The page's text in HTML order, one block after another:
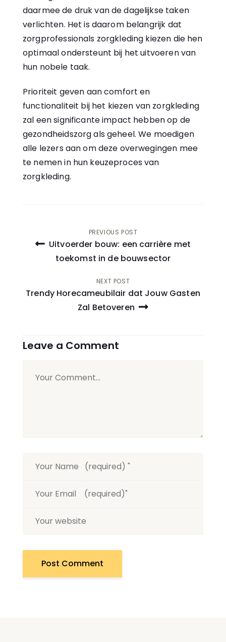
daarmee de druk van de dagelijkse taken
verlichten. Het is daarom belangrijk dat
zorgprofessionals zorgkleding kiezen die hen
optimaal ondersteunt bij het uitvoeren van
hun nobele taak.
Prioriteit geven aan comfort en
functionaliteit bij het kiezen van zorgkleding
zal een significante impact hebben op de
gezondheidszorg als geheel. We moedigen
alle lezers aan om deze overwegingen mee
te nemen in hun keuzeproces van
zorgkleding.
Bericht
navigatie
PREVIOUS POST
Uitvoerder bouw: een carrière met
toekomst in de bouwsector
NEXT POST
Trendy Horecameubilair dat Jouw Gasten
Zal Betoveren
Leave a Comment